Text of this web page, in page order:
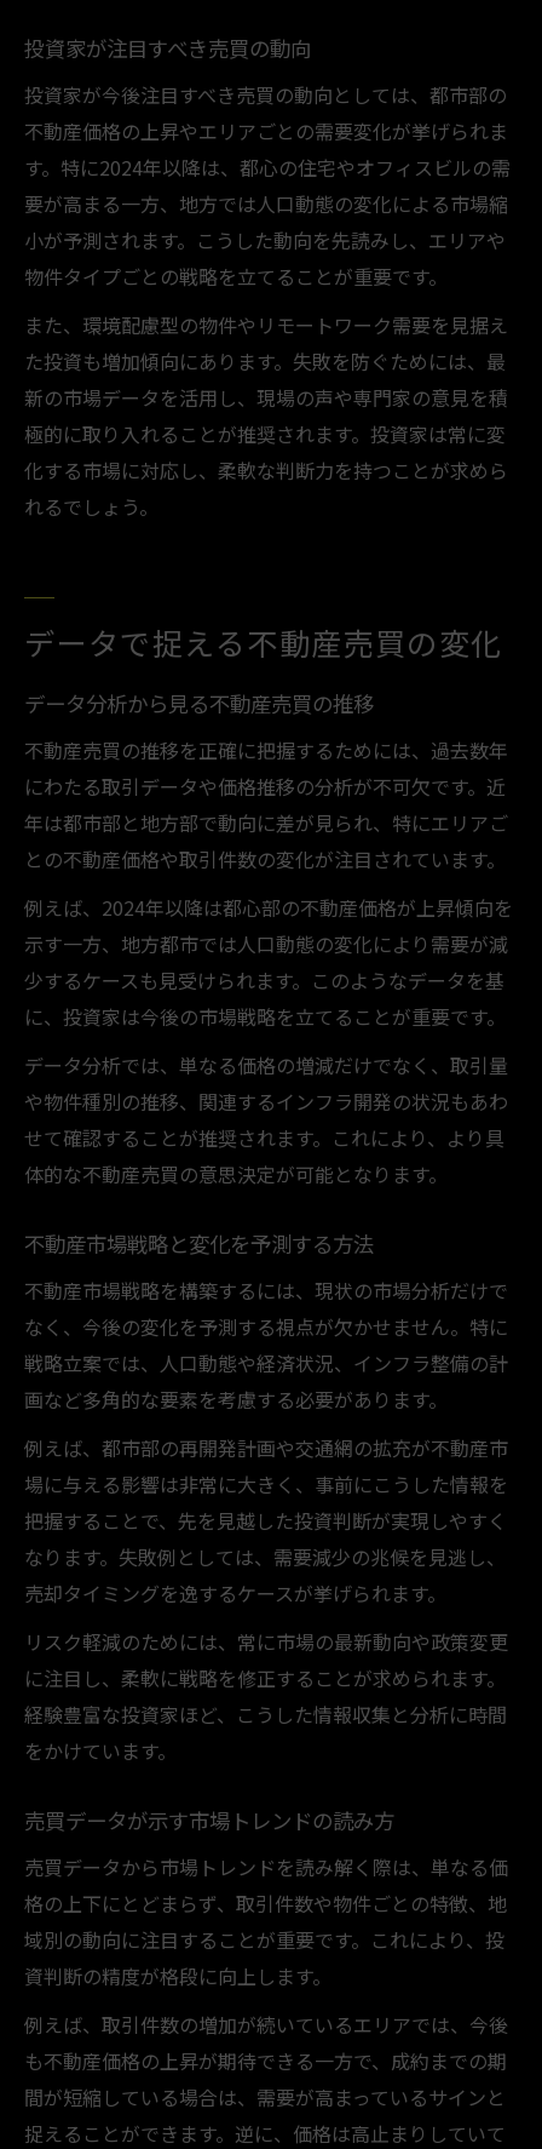
投資家が注目すべき売買の動向
投資家が今後注目すべき売買の動向としては、都市部の
不動産価格の上昇やエリアごとの需要変化が挙げられま
す。特に2024年以降は、都心の住宅やオフィスビルの需
要が高まる一方、地方では人口動態の変化による市場縮
小が予測されます。こうした動向を先読みし、エリアや
物件タイプごとの戦略を立てることが重要です。
また、環境配慮型の物件やリモートワーク需要を見据え
た投資も増加傾向にあります。失敗を防ぐためには、最
新の市場データを活用し、現場の声や専門家の意見を積
極的に取り入れることが推奨されます。投資家は常に変
化する市場に対応し、柔軟な判断力を持つことが求めら
れるでしょう。
データで捉える不動産売買の変化
データ分析から見る不動産売買の推移
不動産売買の推移を正確に把握するためには、過去数年
にわたる取引データや価格推移の分析が不可欠です。近
年は都市部と地方部で動向に差が見られ、特にエリアご
との不動産価格や取引件数の変化が注目されています。
例えば、2024年以降は都心部の不動産価格が上昇傾向を
示す一方、地方都市では人口動態の変化により需要が減
少するケースも見受けられます。このようなデータを基
に、投資家は今後の市場戦略を立てることが重要です。
データ分析では、単なる価格の増減だけでなく、取引量
や物件種別の推移、関連するインフラ開発の状況もあわ
せて確認することが推奨されます。これにより、より具
体的な不動産売買の意思決定が可能となります。
不動産市場戦略と変化を予測する方法
不動産市場戦略を構築するには、現状の市場分析だけで
なく、今後の変化を予測する視点が欠かせません。特に
戦略立案では、人口動態や経済状況、インフラ整備の計
画など多角的な要素を考慮する必要があります。
例えば、都市部の再開発計画や交通網の拡充が不動産市
場に与える影響は非常に大きく、事前にこうした情報を
把握することで、先を見越した投資判断が実現しやすく
なります。失敗例としては、需要減少の兆候を見逃し、
売却タイミングを逸するケースが挙げられます。
リスク軽減のためには、常に市場の最新動向や政策変更
に注目し、柔軟に戦略を修正することが求められます。
経験豊富な投資家ほど、こうした情報収集と分析に時間
をかけています。
売買データが示す市場トレンドの読み方
売買データから市場トレンドを読み解く際は、単なる価
格の上下にとどまらず、取引件数や物件ごとの特徴、地
域別の動向に注目することが重要です。これにより、投
資判断の精度が格段に向上します。
例えば、取引件数の増加が続いているエリアでは、今後
も不動産価格の上昇が期待できる一方で、成約までの期
間が短縮している場合は、需要が高まっているサインと
捉えることができます。逆に、価格は高止まりしていて